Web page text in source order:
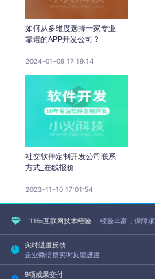
如何从多维度选择一家专业
靠谱的APP开发公司？
2024-01-09 17:19:14
社交软件定制开发公司联系
方式_在线报价
2023-11-10 17:01:54
11年互联网技术经验 经验丰富，保障
实时进度反馈
企业微信群实时反馈进度
9项成果交付